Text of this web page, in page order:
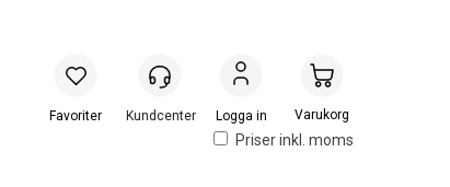
Priser inkl. moms
Logga in Handlevogn